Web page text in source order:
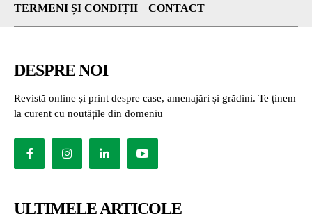
TERMENI ȘI CONDIȚII
CONTACT
DESPRE NOI
Revistă online și print despre case, amenajări și grădini. Te ținem
la curent cu noutățile din domeniu
ULTIMELE ARTICOLE